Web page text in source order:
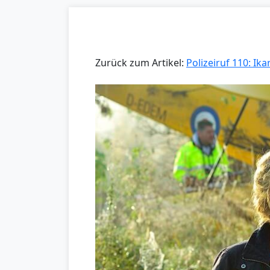
Zurück zum Artikel: Polizeiruf 110: